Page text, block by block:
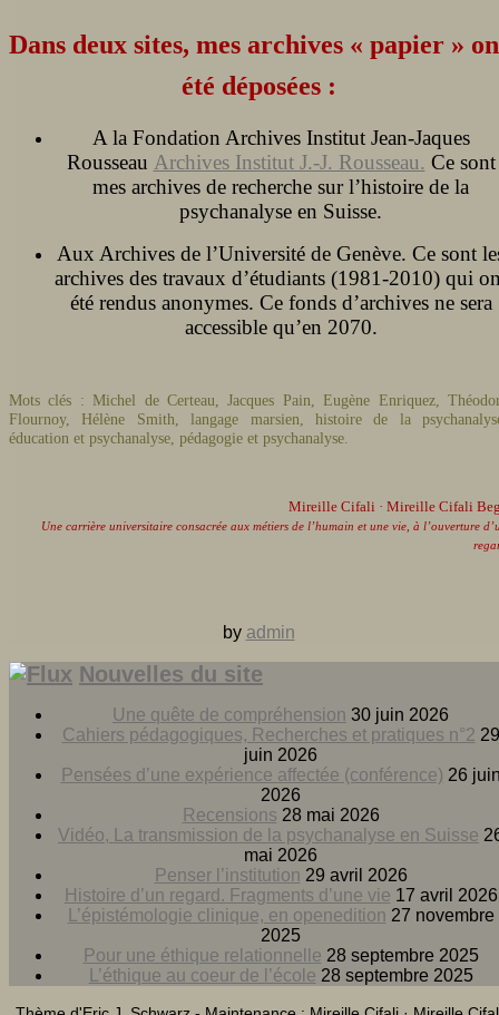
Dans deux sites, mes archives « papier »
été déposées :
A la Fondation Archives Institut Jean-Jaques
Rousseau Archives Institut J.-J. Rousseau. Ce sont
mes archives de recherche sur l’histoire de la
psychanalyse en Suisse.
Aux Archives de l’Université de Genève. Ce sont
archives des travaux d’étudiants (1981-2010) qui
été rendus anonymes. Ce fonds d’archives ne sera
accessible qu’en 2070.
Mots clés : Michel de Certeau, Jacques Pain, Eugène Enriquez,
Flournoy, Hélène Smith, langage marsien, histoire de la
éducation et psychanalyse, pédagogie et psychanalyse.
Mireille Cifali · Mireille Cifali
Une carrière universitaire consacrée aux métiers de l’humain et une vie, à l’ouverture
by admin
Nouvelles du site
Une quête de compréhension 30 juin 2026
Cahiers pédagogiques, Recherches et pratiques n°2 29
juin 2026
Pensées d’une expérience affectée (conférence) 26
2026
Recensions 28 mai 2026
Vidéo, La transmission de la psychanalyse en Suisse
mai 2026
Penser l’institution 29 avril 2026
Histoire d’un regard. Fragments d’une vie 17 avril 2026
L’épistémologie clinique, en openedition 27 novembre
2025
Pour une éthique relationnelle 28 septembre 2025
L’éthique au coeur de l’école 28 septembre 2025